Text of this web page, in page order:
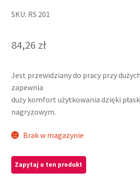
SKU: RS 201
84,26 zł
Jest przewidziany do pracy przy
zapewnia
duży komfort użytkowania dzięki
nagryzowym.
Brak w magazynie